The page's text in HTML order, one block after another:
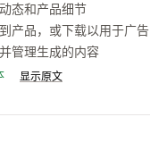
态和产品细节
产品，或下载以用于广告
管理生成的内容
显示原文